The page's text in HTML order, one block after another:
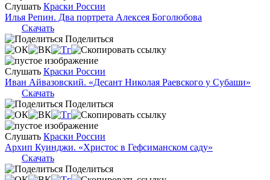
Слушать Краски России
Илья Репин. Два портрета Алексея Боголюбова
Скачать
Поделиться
Слушать Краски России
Иван Айвазовский. «Десант Николая Раевского у Субаши»
Скачать
Поделиться
Слушать Краски России
Архип Куинджи. «Христос в Гефсиманском саду»
Скачать
Поделиться